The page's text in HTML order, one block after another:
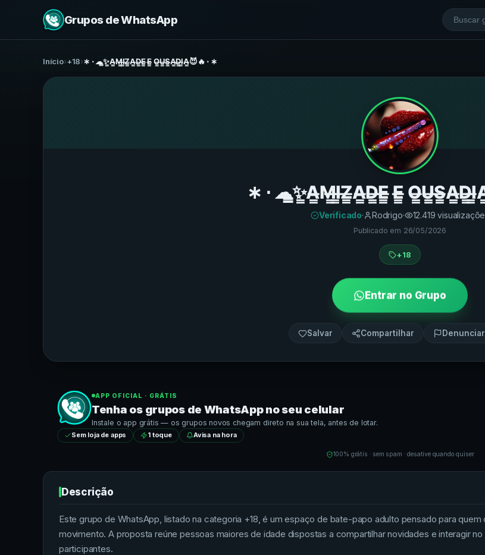
Grupos de WhatsApp
Início›+18›∗ ⋅ ☁̳✨̳A̶̶̳M̶̶̳I̶̶̳Z̶̶̳A̶̶̳D̶̶̳E̶̶̳ E̶̶̳ O̶̶̳U̶̶̳S̶̶̳A̶̶̳D̶̶̳I̶̶̳A̶̶̳😈🔥 ⋅ ∗
∗ ⋅ ☁̳✨̳A̶̶̳M̶̶̳I̶̶̳Z̶̶̳A̶̶̳D̶̶̳E̶̶̳ E̶̶̳
Verificado· Rodrigo· 12.419
Publicado em 26/05/2026
+18
Entrar no Grupo
Salvar Compartilhar
APP OFICIAL · GRÁTIS
Tenha os grupos de WhatsAppno seu celular
Instale o app grátis — os grupos novos chegam direto na sua tela, antes de lotar.
Sem loja de apps 1 toque Avisa na hora
100% grátis · sem spam · desative quando quiser
Descrição
Este grupo de WhatsApp, listado na categoria +18, é um espaço de bate-papo adulto pensado para
movimento. A proposta reúne pessoas maiores de idade dispostas a compartilhar novidades e interagir
participantes.